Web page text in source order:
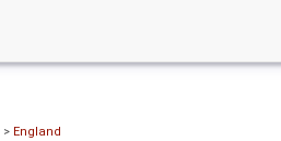
> England